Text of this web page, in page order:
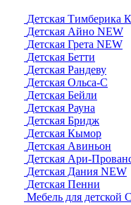
Детская Тимберика
Детская Айно NEW
Детская Грета NEW
Детская Бетти
Детская Рандеву
Детская Ольса-С
Детская Бейли
Детская Рауна
Детская Бридж
Детская Кымор
Детская Авиньон
Детская Ари-
Детская Дания NEW
Детская Пенни
Мебель для детской